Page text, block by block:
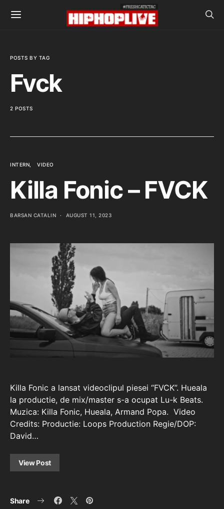
POSTS BY TAG
Fvck
2 POSTS
INTERN VIDEO
Killa Fonic – FVCK
BARSAN CATALIN AUGUST 11, 2023
Killa Fonic a lansat videoclipul piesei “FVCK”. Hueala
la productie, de mix/master s-a ocupat Lu-k Beats.
Muzica: Killa Fonic, Hueala, Armand Popa. Video
Credits: Productie: Loops Production Regie/DOP:
David…
View Post
Share